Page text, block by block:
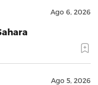
Ago 6, 2026
Ago 5, 2026